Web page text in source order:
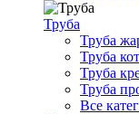
Труба
Труба
Труба
Труба
Труба
Все